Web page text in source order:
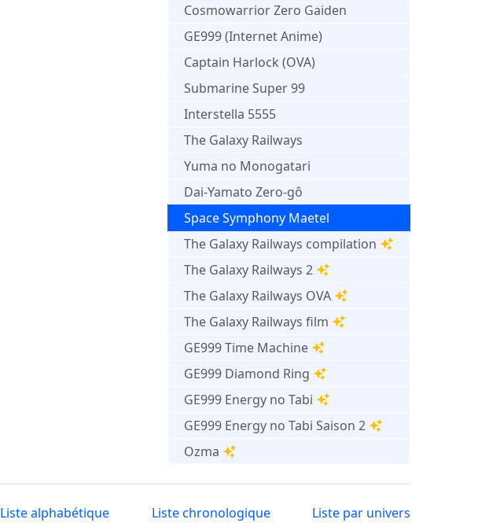
Cosmowarrior Zero Gaiden
GE999 (Internet Anime)
Captain Harlock (OVA)
Submarine Super 99
Interstella 5555
The Galaxy Railways
Yuma no Monogatari
Dai-Yamato Zero-gô
Space Symphony Maetel
The Galaxy Railways compilation
The Galaxy Railways 2
The Galaxy Railways OVA
The Galaxy Railways film
GE999 Time Machine
GE999 Diamond Ring
GE999 Energy no Tabi
GE999 Energy no Tabi Saison 2
Ozma
Liste alphabétique Liste chronologique Liste par univers